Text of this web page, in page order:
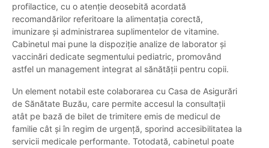
profilactice, cu o atenție deosebită acordată
recomandărilor referitoare la alimentația corectă,
imunizare și administrarea suplimentelor de vitamine.
Cabinetul mai pune la dispoziție analize de laborator și
vaccinări dedicate segmentului pediatric, promovând
astfel un management integrat al sănătății pentru copii.
Un element notabil este colaborarea cu Casa de Asigurări
de Sănătate Buzău, care permite accesul la consultații
atât pe bază de bilet de trimitere emis de medicul de
familie cât și în regim de urgență, sporind accesibilitatea la
servicii medicale performante. Totodată, cabinetul poate